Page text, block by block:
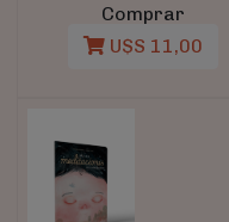
Comprar
U$S 11,00